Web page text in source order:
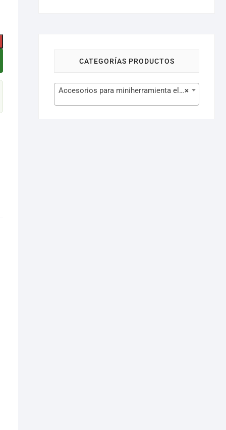
CATEGORÍAS PRODUCTOS
×
Accesorios para miniherramienta eléctrica (77)